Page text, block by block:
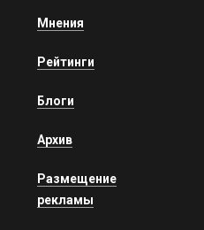
Мнения
Рейтинги
Блоги
Архив
Размещение
рекламы